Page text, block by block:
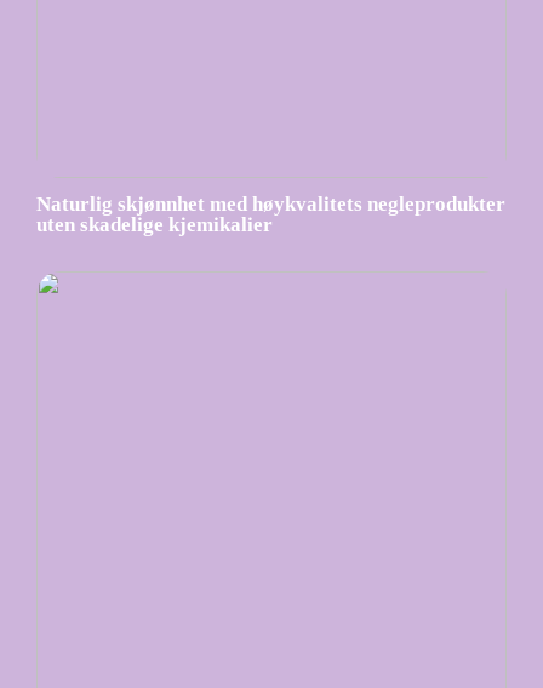
Naturlig skjønnhet med høykvalitets negleprodukter
uten skadelige kjemikalier